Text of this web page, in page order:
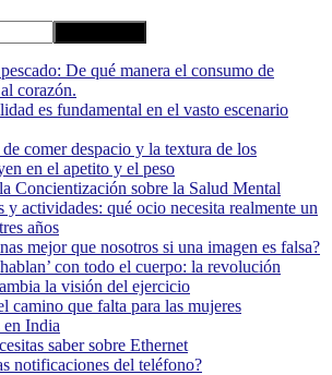
De qué manera el consumo de
corazón.
es fundamental en el vasto escenario
comer despacio y la textura de los
en el apetito y el peso
Concientización sobre la Salud Mental
y actividades: qué ocio necesita realmente un
años
mejor que nosotros si una imagen es falsa?
con todo el cuerpo: la revolución
la visión del ejercicio
camino que falta para las mujeres
en India
saber sobre Ethernet
notificaciones del teléfono?